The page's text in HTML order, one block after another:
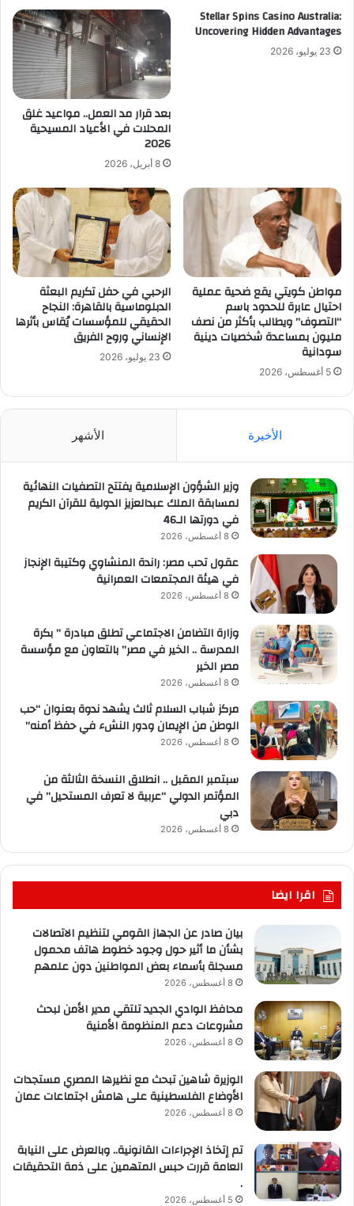
Stellar Spins Casino Australia:
Uncovering Hidden Advantages
23 يوليو، 2026
بعد قرار مد العمل.. مواعيد غلق
المحلات في الأعياد المسيحية
2026
8 أبريل، 2026
مواطن كويتي يقع ضحية عملية
احتيال عابرة للحدود باسم
“التصوف” ويطالب بأكثر من نصف
مليون بمساعدة شخصيات دينية
سودانية
5 أغسطس، 2026
الرحبي في حفل تكريم البعثة
الدبلوماسية بالقاهرة: النجاح
الحقيقي للمؤسسات يُقاس بأثرها
الإنساني وروح الفريق
23 يوليو، 2026
الأخيرة الأشهر
وزير الشؤون الإسلامية يفتتح التصفيات النهائية
لمسابقة الملك عبدالعزيز الدولية للقرآن الكريم
في دورتها الـ46
8 أغسطس، 2026
عقول تحب مصر: راندة المنشاوي وكتيبة الإنجاز
في هيئة المجتمعات العمرانية
8 أغسطس، 2026
وزارة التضامن الاجتماعي تطلق مبادرة ” بكرة
المدرسة .. الخير في مصر” بالتعاون مع مؤسسة
مصر الخير
8 أغسطس، 2026
مركز شباب السلام ثالث يشهد ندوة بعنوان “حب
الوطن من الإيمان ودور النشء في حفظ أمنه”
8 أغسطس، 2026
سبتمبر المقبل .. انطلاق النسخة الثالثة من
المؤتمر الدولي “عربية لا تعرف المستحيل” في
دبي
8 أغسطس، 2026
اقرا ايضا
بيان صادر عن الجهاز القومي لتنظيم الاتصالات
بشأن ما أثير حول وجود خطوط هاتف محمول
مسجلة بأسماء بعض المواطنين دون علمهم
8 أغسطس، 2026
محافظ الوادي الجديد تلتقي مدير الأمن لبحث
مشروعات دعم المنظومة الأمنية
8 أغسطس، 2026
الوزيرة شاهين تبحث مع نظيرها المصري مستجدات
الأوضاع الفلسطينية على هامش اجتماعات عمان
8 أغسطس، 2026
تم إتخاذ الإجراءات القانونية.. وبالعرض على النيابة
العامة قررت حبس المتهمين على ذمة التحقيقات
.
5 أغسطس، 2026